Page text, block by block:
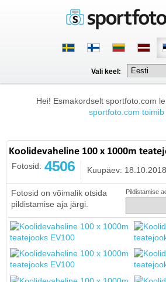
Vali keel:
Hei! Esmakordselt sportfoto.com
sportfoto.com toimib
Koolidevaheline 100 x 1000m
Fotosid: 4506 Kuupäev: 18.10.2018
Fotosid on võimalik otsida
pildistamise aja järgi.
Pildistamise